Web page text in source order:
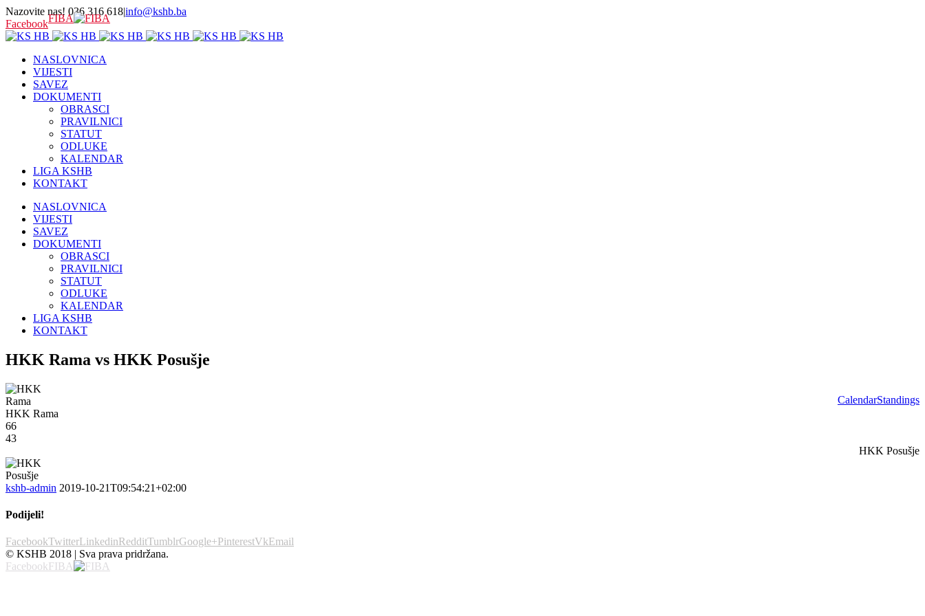
Nazovite nas! 036 316 618|info@kshb.ba
FacebookFIBA
NASLOVNICA
VIJESTI
SAVEZ
DOKUMENTI
OBRASCI
PRAVILNICI
STATUT
ODLUKE
KALENDAR
LIGA KSHB
KONTAKT
NASLOVNICA
VIJESTI
SAVEZ
DOKUMENTI
OBRASCI
PRAVILNICI
STATUT
ODLUKE
KALENDAR
LIGA KSHB
KONTAKT
HKK Rama vs HKK Posušje
CalendarStandings
HKK Rama
66
43
HKK Posušje
kshb-admin 2019-10-21T09:54:21+02:00
Podijeli!
FacebookTwitterLinkedinRedditTumblrGoogle+PinterestVkEmail
© KSHB 2018 | Sva prava pridržana.
FacebookFIBA